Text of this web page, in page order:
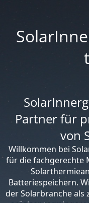
Partner für
von
Willkommen bei
für die fachgerechte
Batteriespeichern.
der Solarbranche